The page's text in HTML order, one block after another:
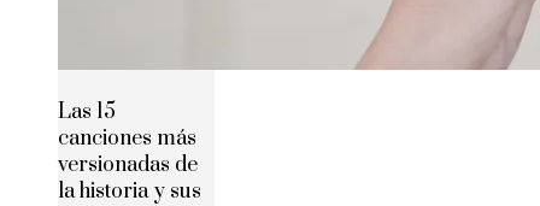
Las 15
canciones más
versionadas de
la historia y sus